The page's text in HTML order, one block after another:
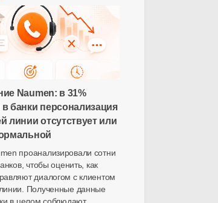
Naumen: в 31%
банки персонализация
линии отсутствует или
проанализировали сотни
чтобы оценить, как
диалогом с клиентом
Полученные данные